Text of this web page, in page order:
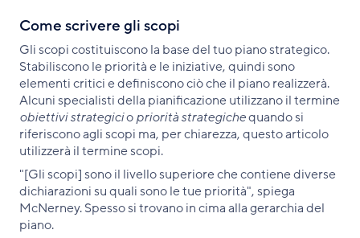
Come scrivere gli scopi
Gli scopi costituiscono la base del tuo piano strategico.
Stabiliscono le priorità e le iniziative, quindi sono
elementi critici e definiscono ciò che il piano realizzerà.
Alcuni specialisti della pianificazione utilizzano il termine
obiettivi strategiciopriorità strategichequando si
riferiscono agli scopi ma, per chiarezza, questo articolo
utilizzerà il termine scopi.
"[Gli scopi] sono il livello superiore che contiene diverse
dichiarazioni su quali sono le tue priorità", spiega
McNerney. Spesso si trovano in cima alla gerarchia del
piano.